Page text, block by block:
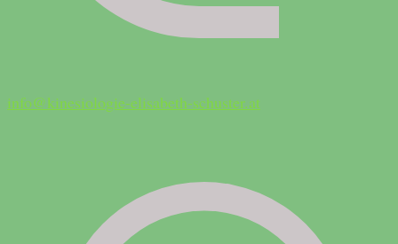
info@kinesiologie-elisabeth-schuster.at